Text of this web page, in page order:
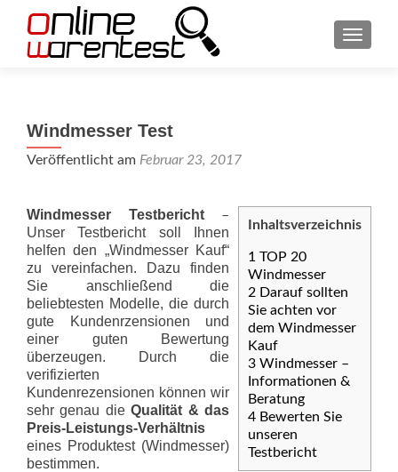
Windmesser Test
Veröffentlicht am Februar 23, 2017
Inhaltsverzeichnis
1 TOP 20
Windmesser
2 Darauf sollten
Sie achten vor
dem Windmesser
Kauf
3 Windmesser –
Informationen &
Beratung
4 Bewerten Sie
unseren
Testbericht
Windmesser Testbericht–
Unser Testbericht soll Ihnen
helfen den „Windmesser Kauf“
zu vereinfachen. Dazu finden
Sie anschließend die
beliebtesten Modelle, die durch
gute Kundenrzensionen und
einer guten Bewertung
überzeugen. Durch die
verifizierten
Kundenrezensionen können wir
sehr genau dieQualität & das
Preis-Leis­tungs-Ver­hält­nis
eines Produktest (Windmesser)
bestimmen.